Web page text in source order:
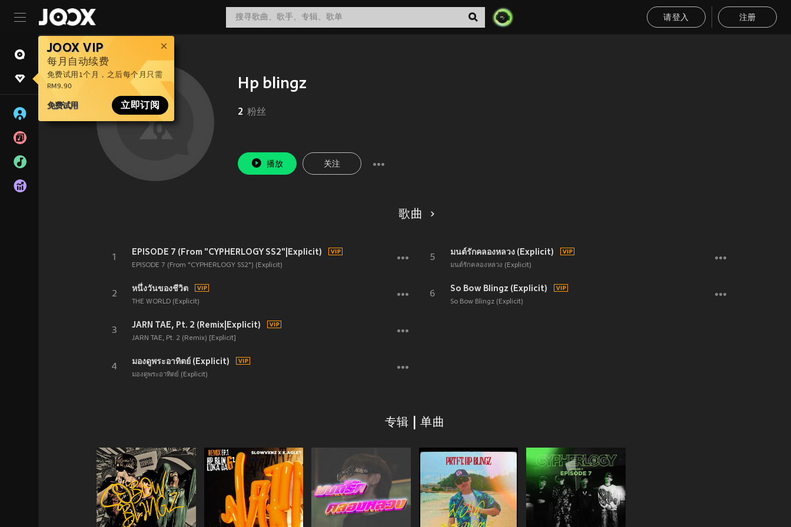
请登入 注册
JOOX VIP
每月自动续费
免费试用1个月，之后每个月只需
RM9.90
免费试用 立即订阅
Hp blingz
2 粉丝
播放 关注
歌曲
1
EPISODE 7 (From "CYPHERLOGY SS2"|Explicit)
EPISODE 7 (From "CYPHERLOGY SS2") (Explicit)
2
หนึ่งวันของชีวิต
THE WORLD (Explicit)
3
JARN TAE, Pt. 2 (Remix|Explicit)
JARN TAE, Pt. 2 (Remix) [Explicit]
4
มองดูพระอาทิตย์ (Explicit)
มองดูพระอาทิตย์ (Explicit)
5
มนต์รักคลองหลวง (Explicit)
มนต์รักคลองหลวง (Explicit)
6
So Bow Blingz (Explicit)
So Bow Blingz (Explicit)
专辑 | 单曲